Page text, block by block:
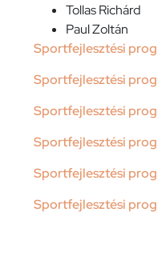
Tollas Richárd
Paul Zoltán
Sportfejlesztési
Sportfejlesztési
Sportfejlesztési
Sportfejlesztési
Sportfejlesztési
Sportfejlesztési